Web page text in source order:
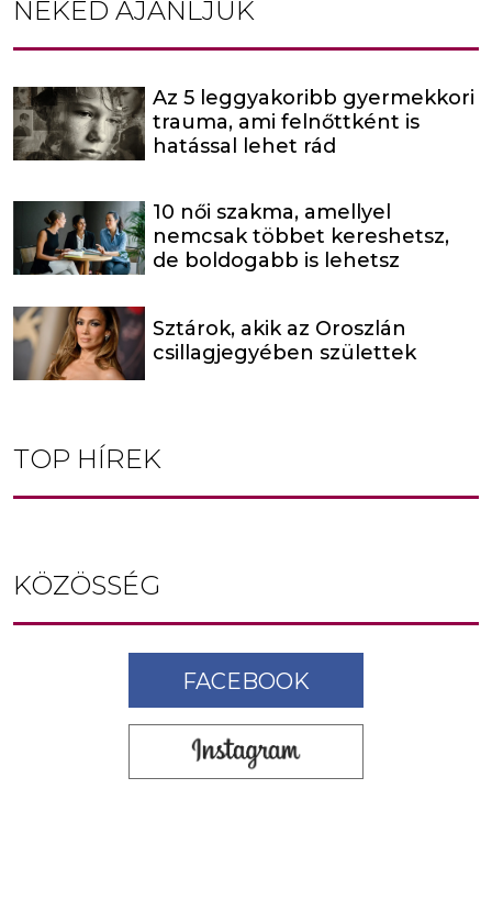
NEKED AJÁNLJUK
Az 5 leggyakoribb gyermekkori
trauma, ami felnőttként is
hatással lehet rád
10 női szakma, amellyel
nemcsak többet kereshetsz,
de boldogabb is lehetsz
Sztárok, akik az Oroszlán
csillagjegyében születtek
TOP HÍREK
KÖZÖSSÉG
FACEBOOK